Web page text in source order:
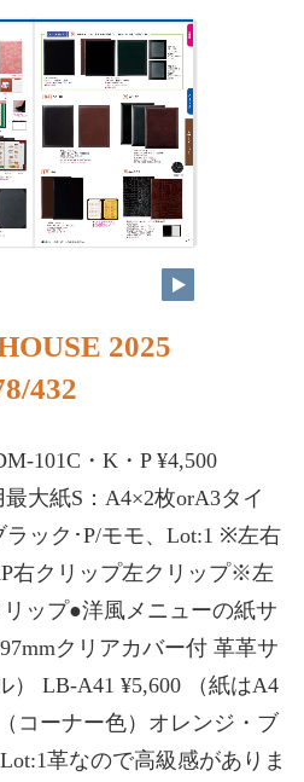
2025
432
101C・K・P ¥4,500
大紙S：A4×2枚orA3タイ
ラック･P/モモ、Lot:1 ※左右
右クリップ左クリップ※左
ップ●洋風メニューの紙サ
クリアカバー付 革革サ
） LB-A41 ¥5,600 （紙はA4
コーナー色）オレンジ・ブ
革なので高級感がありま